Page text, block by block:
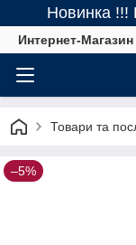
Новинка !!!
Интернет-
Товари та
–5%